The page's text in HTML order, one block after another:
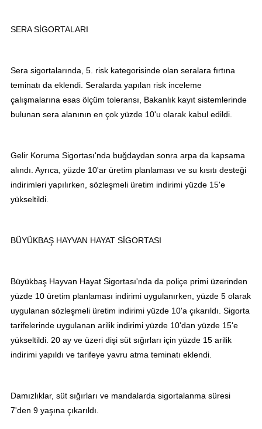
SERA SİGORTALARI
Sera sigortalarında, 5. risk kategorisinde olan seralara fırtına
teminatı da eklendi. Seralarda yapılan risk inceleme
çalışmalarına esas ölçüm toleransı, Bakanlık kayıt sistemlerinde
bulunan sera alanının en çok yüzde 10'u olarak kabul edildi.
Gelir Koruma Sigortası'nda buğdaydan sonra arpa da kapsama
alındı. Ayrıca, yüzde 10'ar üretim planlaması ve su kısıtı desteği
indirimleri yapılırken, sözleşmeli üretim indirimi yüzde 15'e
yükseltildi.
BÜYÜKBAŞ HAYVAN HAYAT SİGORTASI
Büyükbaş Hayvan Hayat Sigortası'nda da poliçe primi üzerinden
yüzde 10 üretim planlaması indirimi uygulanırken, yüzde 5 olarak
uygulanan sözleşmeli üretim indirimi yüzde 10'a çıkarıldı. Sigorta
tarifelerinde uygulanan arilik indirimi yüzde 10'dan yüzde 15'e
yükseltildi. 20 ay ve üzeri dişi süt sığırları için yüzde 15 arilik
indirimi yapıldı ve tarifeye yavru atma teminatı eklendi.
Damızlıklar, süt sığırları ve mandalarda sigortalanma süresi
7'den 9 yaşına çıkarıldı.